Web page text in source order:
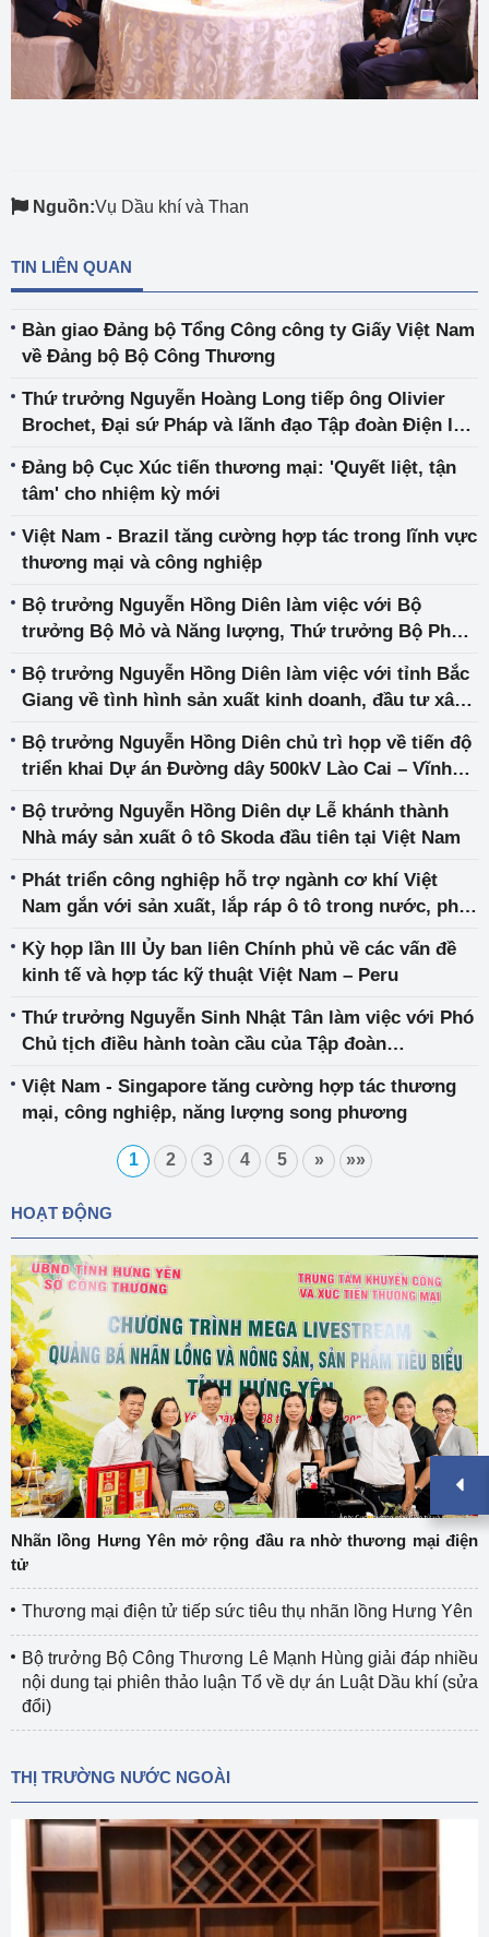
Nguồn:Vụ Dầu khí và Than
TIN LIÊN QUAN
Bàn giao Đảng bộ Tổng Công công ty Giấy Việt Nam
về Đảng bộ Bộ Công Thương
Thứ trưởng Nguyễn Hoàng Long tiếp ông Olivier
Brochet, Đại sứ Pháp và lãnh đạo Tập đoàn Điện lực
Đảng bộ Cục Xúc tiến thương mại: 'Quyết liệt, tận
tâm' cho nhiệm kỳ mới
Việt Nam - Brazil tăng cường hợp tác trong lĩnh vực
thương mại và công nghiệp
Bộ trưởng Nguyễn Hồng Diên làm việc với Bộ
trưởng Bộ Mỏ và Năng lượng, Thứ trưởng Bộ Phát
Bộ trưởng Nguyễn Hồng Diên làm việc với tỉnh Bắc
Giang về tình hình sản xuất kinh doanh, đầu tư xây
Bộ trưởng Nguyễn Hồng Diên chủ trì họp về tiến độ
triển khai Dự án Đường dây 500kV Lào Cai – Vĩnh
Bộ trưởng Nguyễn Hồng Diên dự Lễ khánh thành
Nhà máy sản xuất ô tô Skoda đầu tiên tại Việt Nam
Phát triển công nghiệp hỗ trợ ngành cơ khí Việt
Nam gắn với sản xuất, lắp ráp ô tô trong nước, phát
triển hệ thống đường sắt Việt Nam
Kỳ họp lần III Ủy ban liên Chính phủ về các vấn đề
kinh tế và hợp tác kỹ thuật Việt Nam – Peru
Thứ trưởng Nguyễn Sinh Nhật Tân làm việc với Phó
Chủ tịch điều hành toàn cầu của Tập đoàn
Việt Nam - Singapore tăng cường hợp tác thương
mại, công nghiệp, năng lượng song phương
1 2 3 4 5 » »»
HOẠT ĐỘNG
Nhãn lồng Hưng Yên mở rộng đầu ra nhờ thương mại điện
tử
Thương mại điện tử tiếp sức tiêu thụ nhãn lồng Hưng Yên
Bộ trưởng Bộ Công Thương Lê Mạnh Hùng giải đáp nhiều
nội dung tại phiên thảo luận Tổ về dự án Luật Dầu khí (sửa
đổi)
THỊ TRƯỜNG NƯỚC NGOÀI